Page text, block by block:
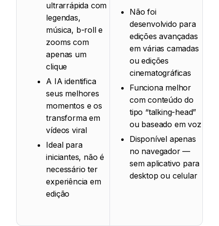
ultrarrápida com
legendas,
música, b-roll e
zooms com
apenas um
clique
A IA identifica
seus melhores
momentos e os
transforma em
vídeos viral
Ideal para
iniciantes, não é
necessário ter
experiência em
edição
Não foi
desenvolvido para
edições avançadas
em várias camadas
ou edições
cinematográficas
Funciona melhor
com conteúdo do
tipo “talking-head”
ou baseado em voz
Disponível apenas
no navegador —
sem aplicativo para
desktop ou celular